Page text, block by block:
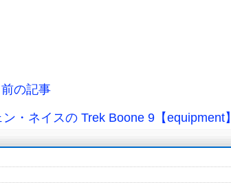
の記事
・ネイスの Trek Boone 9【equipment】